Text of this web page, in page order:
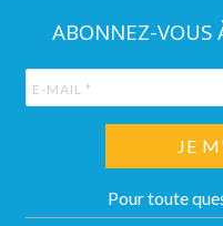
ABONNEZ-VOUS
Pour toute